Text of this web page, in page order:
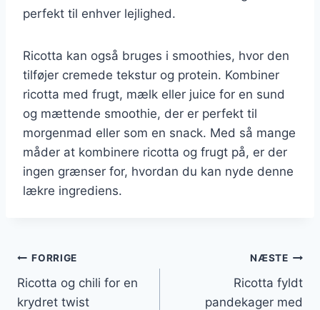
perfekt til enhver lejlighed.
Ricotta kan også bruges i smoothies, hvor den
tilføjer cremede tekstur og protein. Kombiner
ricotta med frugt, mælk eller juice for en sund
og mættende smoothie, der er perfekt til
morgenmad eller som en snack. Med så mange
måder at kombinere ricotta og frugt på, er der
ingen grænser for, hvordan du kan nyde denne
lækre ingrediens.
Indlægsnavigation
FORRIGE
Ricotta og chili for en
krydret twist
NÆSTE
Ricotta fyldt
pandekager med